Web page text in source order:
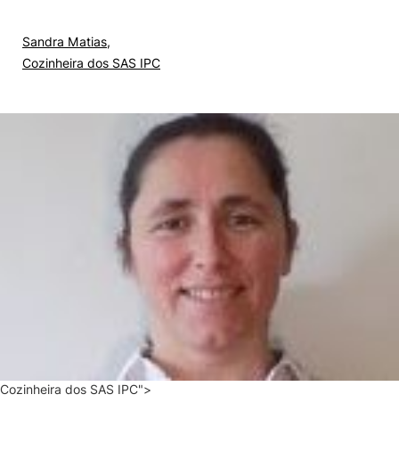
Sandra Matias,
Cozinheira dos SAS IPC
Cozinheira dos SAS IPC">